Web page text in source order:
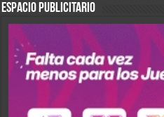
ESPACIO PUBLICITARIO